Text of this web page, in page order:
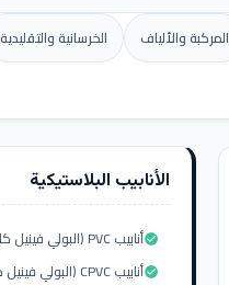
المركبة والألياف الخرسانية والتقليدية
الأنابيب البلاستيكية
أنابيب PVC (البولي فينيل كلوريد)check_circle
أنابيب CPVC (البولي فينيل كلوريد المعالج بالكلور)check_circle